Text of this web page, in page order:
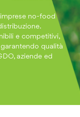
no-food
e competitivi,
qualità
aziende ed